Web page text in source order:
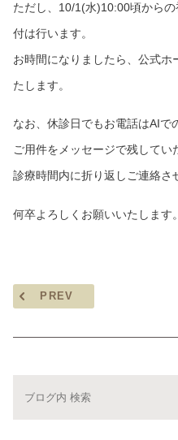
ただし、10/1(水)10:00頃から
付は行います。
お時間になりましたら、公式
たします。
なお、休診日でもお電話はAIで
ご用件をメッセージで残してい
診療時間内に折り返しご連絡さ
何卒よろしくお願いいたします。
PREV